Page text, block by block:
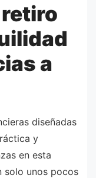
a
diseñadas
y
en esta
solo unos pocos